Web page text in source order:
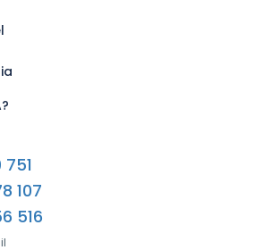
751
107
516